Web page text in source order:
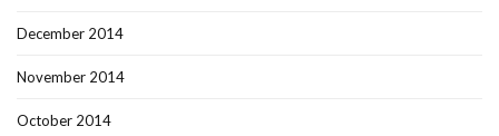
December 2014
November 2014
October 2014